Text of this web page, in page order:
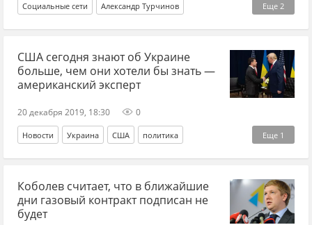
Еще 2
Социальные сети Александр Турчинов
пресс-конференция Владимир Путин
США сегодня знают об Украине
больше, чем они хотели бы знать —
американский эксперт
20 декабря 2019, 18:30 0
Еще 1
Новости Украина США политика
Николай Злобин
Коболев считает, что в ближайшие
дни газовый контракт подписан не
будет